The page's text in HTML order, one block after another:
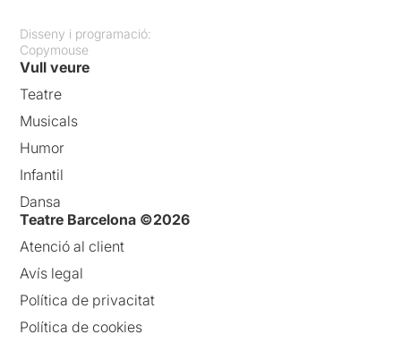
Disseny i programació:
Copymouse
Vull veure
Teatre
Musicals
Humor
Infantil
Dansa
Teatre Barcelona ©2026
Atenció al client
Avís legal
Política de privacitat
Política de cookies